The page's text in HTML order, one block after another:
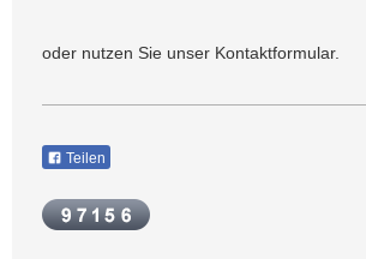
oder nutzen Sie unser Kontaktformular.
Teilen